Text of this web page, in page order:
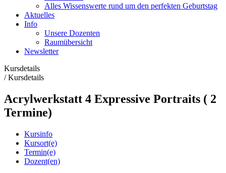
Alles Wissenswerte rund um den perfekten Geburtstag
Aktuelles
Info
Unsere Dozenten
Raumübersicht
Newsletter
Kursdetails
/Kursdetails
Acrylwerkstatt 4 Expressive Portraits ( 2
Termine)
Kursinfo
Kursort(e)
Termin(e)
Dozent(en)